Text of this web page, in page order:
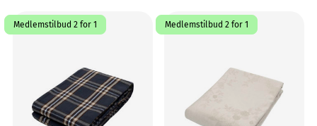
Medlemstilbud 2 for 1 Medlemstilbud 2 for 1